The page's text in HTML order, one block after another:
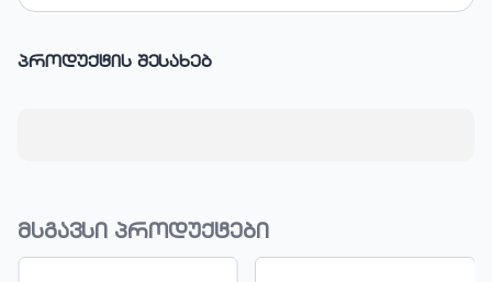
პროდუქტის შესახებ
მსგავსი პროდუქტები